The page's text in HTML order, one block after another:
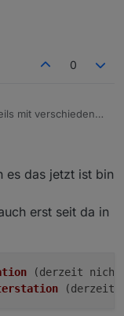
vorschlagen.
0
mit verschiedenen
es das jetzt ist bin
erst seit da in
(derzeit nicht
(derzeit